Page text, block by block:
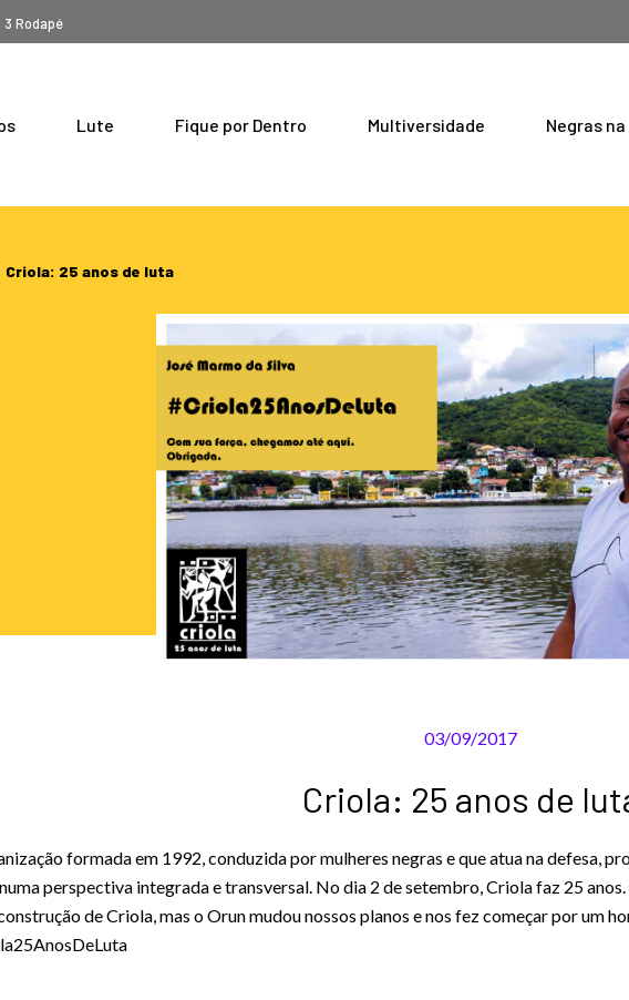
3 Rodapé
Lute Fique por Dentro Multiversidade Negras
Criola: 25 anos de luta
03/09/2017
Criola: 25 anos de
formada em 1992, conduzida por mulheres negras e que atua na defesa,
perspectiva integrada e transversal. No dia 2 de setembro, Criola faz 25
de Criola, mas o Orun mudou nossos planos e nos fez começar por um